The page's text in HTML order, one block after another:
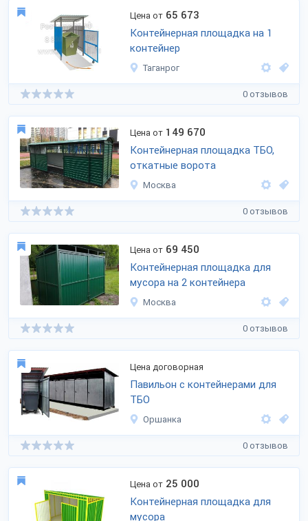
Цена от 65 673
Контейнерная площадка на 1
контейнер
Таганрог
0 отзывов
Цена от 149 670
Контейнерная площадка ТБО,
откатные ворота
Москва
0 отзывов
Цена от 69 450
Контейнерная площадка для
мусора на 2 контейнера
Москва
0 отзывов
Цена договорная
Павильон с контейнерами для
ТБО
Оршанка
0 отзывов
Цена от 25 000
Контейнерная площадка для
мусора